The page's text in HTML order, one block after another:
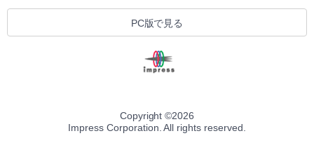
PC版で見る
Copyright ©2026
Impress Corporation. All rights reserved.